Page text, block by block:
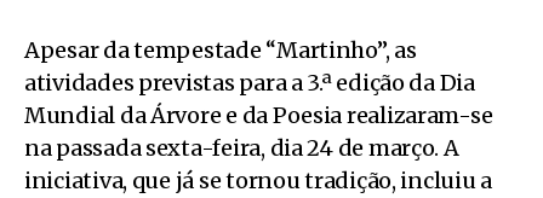
Apesar da tempestade “Martinho”, as
atividades previstas para a 3.ª edição da Dia
Mundial da Árvore e da Poesia realizaram-se
na passada sexta-feira, dia 24 de março. A
iniciativa, que já se tornou tradição, incluiu a